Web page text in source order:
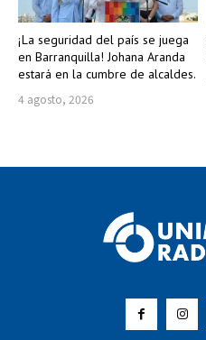
¡La seguridad del país se juega
en Barranquilla! Johana Aranda
estará en la cumbre de alcaldes.
4 agosto, 2026